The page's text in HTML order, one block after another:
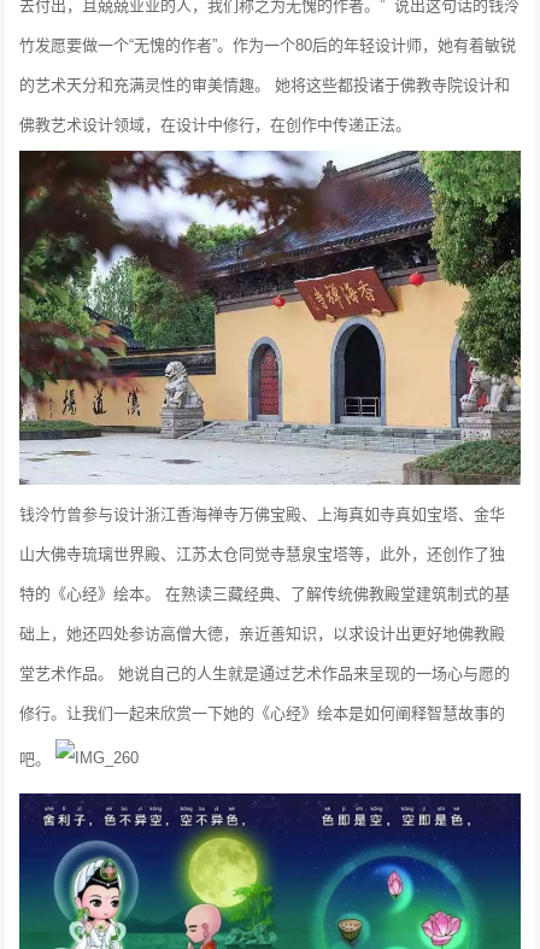
去付出，且兢兢业业的人，我们称之为无愧的作者。” 说出这句话的钱泠
竹发愿要做一个“无愧的作者”。作为一个80后的年轻设计师，她有着敏锐
的艺术天分和充满灵性的审美情趣。 她将这些都投诸于佛教寺院设计和
佛教艺术设计领域，在设计中修行，在创作中传递正法。
钱泠竹曾参与设计浙江香海禅寺万佛宝殿、上海真如寺真如宝塔、金华
山大佛寺琉璃世界殿、江苏太仓同觉寺慧泉宝塔等，此外，还创作了独
特的《心经》绘本。 在熟读三藏经典、了解传统佛教殿堂建筑制式的基
础上，她还四处参访高僧大德，亲近善知识，以求设计出更好地佛教殿
堂艺术作品。 她说自己的人生就是通过艺术作品来呈现的一场心与愿的
修行。让我们一起来欣赏一下她的《心经》绘本是如何阐释智慧故事的
吧。